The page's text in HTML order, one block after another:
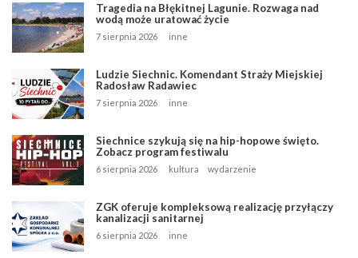
Tragedia na Błękitnej Lagunie. Rozwaga nad
wodą może uratować życie
7 sierpnia 2026 inne
Ludzie Siechnic. Komendant Straży Miejskiej
Radosław Radawiec
7 sierpnia 2026 inne
Siechnice szykują się na hip-hopowe święto.
Zobacz program festiwalu
6 sierpnia 2026 kultura wydarzenie
ZGK oferuje kompleksową realizację przyłączy
kanalizacji sanitarnej
6 sierpnia 2026 inne